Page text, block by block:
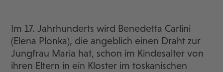
Im 17. Jahrhunderts wird Benedetta Carlini
(Elena Plonka), die angeblich einen Draht zur
Jungfrau Maria hat, schon im Kindesalter von
ihren Eltern in ein Kloster im toskanischen